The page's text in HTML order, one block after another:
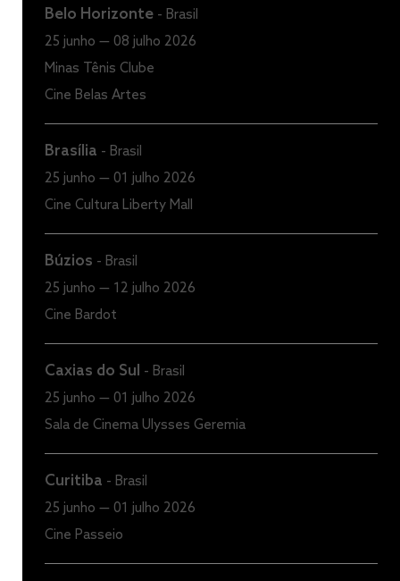
Belo Horizonte - Brasil
25 junho — 08 julho 2026
Minas Tênis Clube
Cine Belas Artes
Brasília - Brasil
25 junho — 01 julho 2026
Cine Cultura Liberty Mall
Búzios - Brasil
25 junho — 12 julho 2026
Cine Bardot
Caxias do Sul - Brasil
25 junho — 01 julho 2026
Sala de Cinema Ulysses Geremia
Curitiba - Brasil
25 junho — 01 julho 2026
Cine Passeio